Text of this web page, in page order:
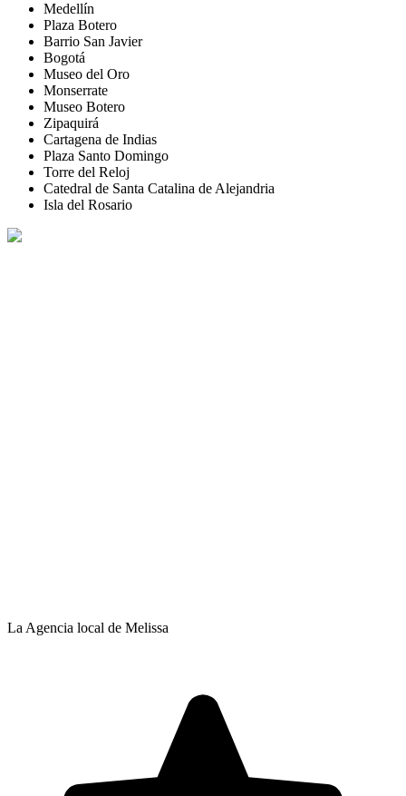
Medellín
Plaza Botero
Barrio San Javier
Bogotá
Museo del Oro
Monserrate
Museo Botero
Zipaquirá
Cartagena de Indias
Plaza Santo Domingo
Torre del Reloj
Catedral de Santa Catalina de Alejandria
Isla del Rosario
La Agencia local de Melissa